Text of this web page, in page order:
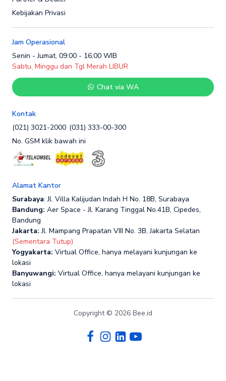
Kebijakan Privasi
Jam Operasional
Senin - Jumat, 09:00 - 16:00 WIB
Sabtu, Minggu dan Tgl Merah LIBUR
Chat via WA
Kontak
(021) 3021-2000 (031) 333-00-300
No. GSM klik bawah ini
Alamat Kantor
Surabaya: Jl. Villa Kalijudan Indah H No. 18B, Surabaya
Bandung: Aer Space - Jl. Karang Tinggal No.41B, Cipedes,
Bandung
Jakarta: Jl. Mampang Prapatan VIII No. 3B, Jakarta Selatan
(Sementara Tutup)
Yogyakarta: Virtual Office, hanya melayani kunjungan ke
lokasi
Banyuwangi: Virtual Office, hanya melayani kunjungan ke
lokasi
Copyright © 2026 Bee.id